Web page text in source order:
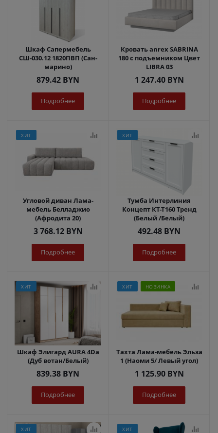
Шкаф Сапермебель
СШ-030.12 1820ПВП (Сан-
марино)
879.42 BYN
Подробнее
Кровать anrex SABRINA
180 с подъемником Цвет
LIBRA 03
1 247.40BYN
Подробнее
ХИТ
Угловой диван Лама-
мебель Белладжио
(Афродита 20)
3 768.12BYN
Подробнее
ХИТ
Тумба Интерлиния
Концепт КТ-Т160 Тренд
(Белый /Белый)
492.48 BYN
Подробнее
ХИТ
Шкаф Элигард AURA 4Dа
(Дуб вотан/Белый)
839.38 BYN
Подробнее
ХИТ НОВИНКА
Тахта Лама-мебель Эльза
1 (Наоми 5/ Левый угол)
1 125.90BYN
Подробнее
ХИТ ХИТ